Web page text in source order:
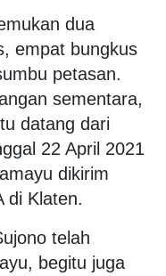
dua
empat bungkus
petasan.
sementara,
datang dari
22 April 2021
dikirim
di Klaten.
telah
begitu juga